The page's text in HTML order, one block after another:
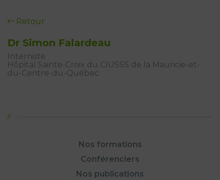
Retour
Dr Simon Falardeau
Interniste
Hôpital Sainte-Croix du CIUSSS de la Mauricie-et-
du-Centre-du-Québec
Nos formations
Conférenciers
Nos publications